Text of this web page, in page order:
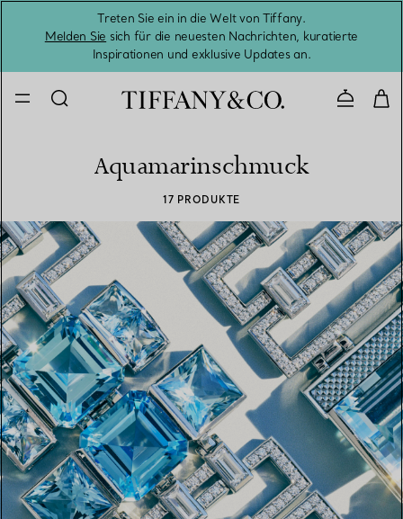
Treten Sie ein in die Welt von Tiffany.
Melden Sie sich für die neuesten Nachrichten, kuratierte
Inspirationen und exklusive Updates an.
Aquamarinschmuck
17 PRODUKTE